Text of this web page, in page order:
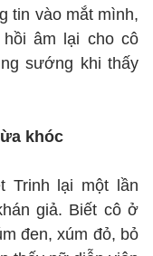
tin vào mắt mình,
âm lại cho cô
sướng khi thấy
khóc
Trinh lại một lần
giả. Biết cô ở
đen, xúm đỏ, bỏ